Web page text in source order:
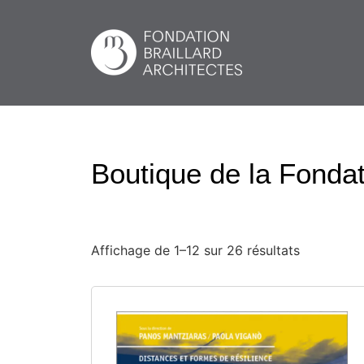
Boutique de la
Affichage de 1–12 sur 26 résultats